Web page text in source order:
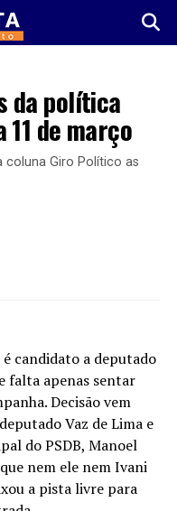
da política
de março
coluna Giro Político as
candidato a deputado
falta apenas sentar
Decisão vem
Vaz de Lima e
do PSDB, Manoel
nem ele nem Ivani
a pista livre para